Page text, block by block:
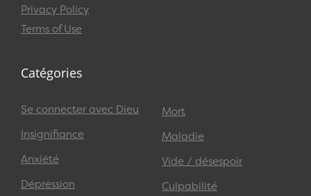
Privacy Policy
Terms of Use
Catégories
Se connecter avec Dieu
Insignifiance
Anxiété
Dépression
Mort
Maladie
Vide / désespoir
Culpabilité